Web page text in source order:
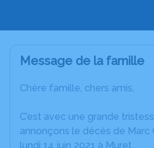
Message de la famille
Chère famille, chers amis,
C’est avec une grande
annonçons le décès de Marc
lundi 14 juin 2021 à Muret.